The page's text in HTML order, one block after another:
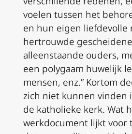
voelen tussen het
en hun eigen liefdevolle
hertrouwde
alleenstaande ouders,
een polygaam huwelijk
mensen, enz.” Kortom
zich niet kunnen vinden
de katholieke kerk. Wat
werkdocument lijkt voor